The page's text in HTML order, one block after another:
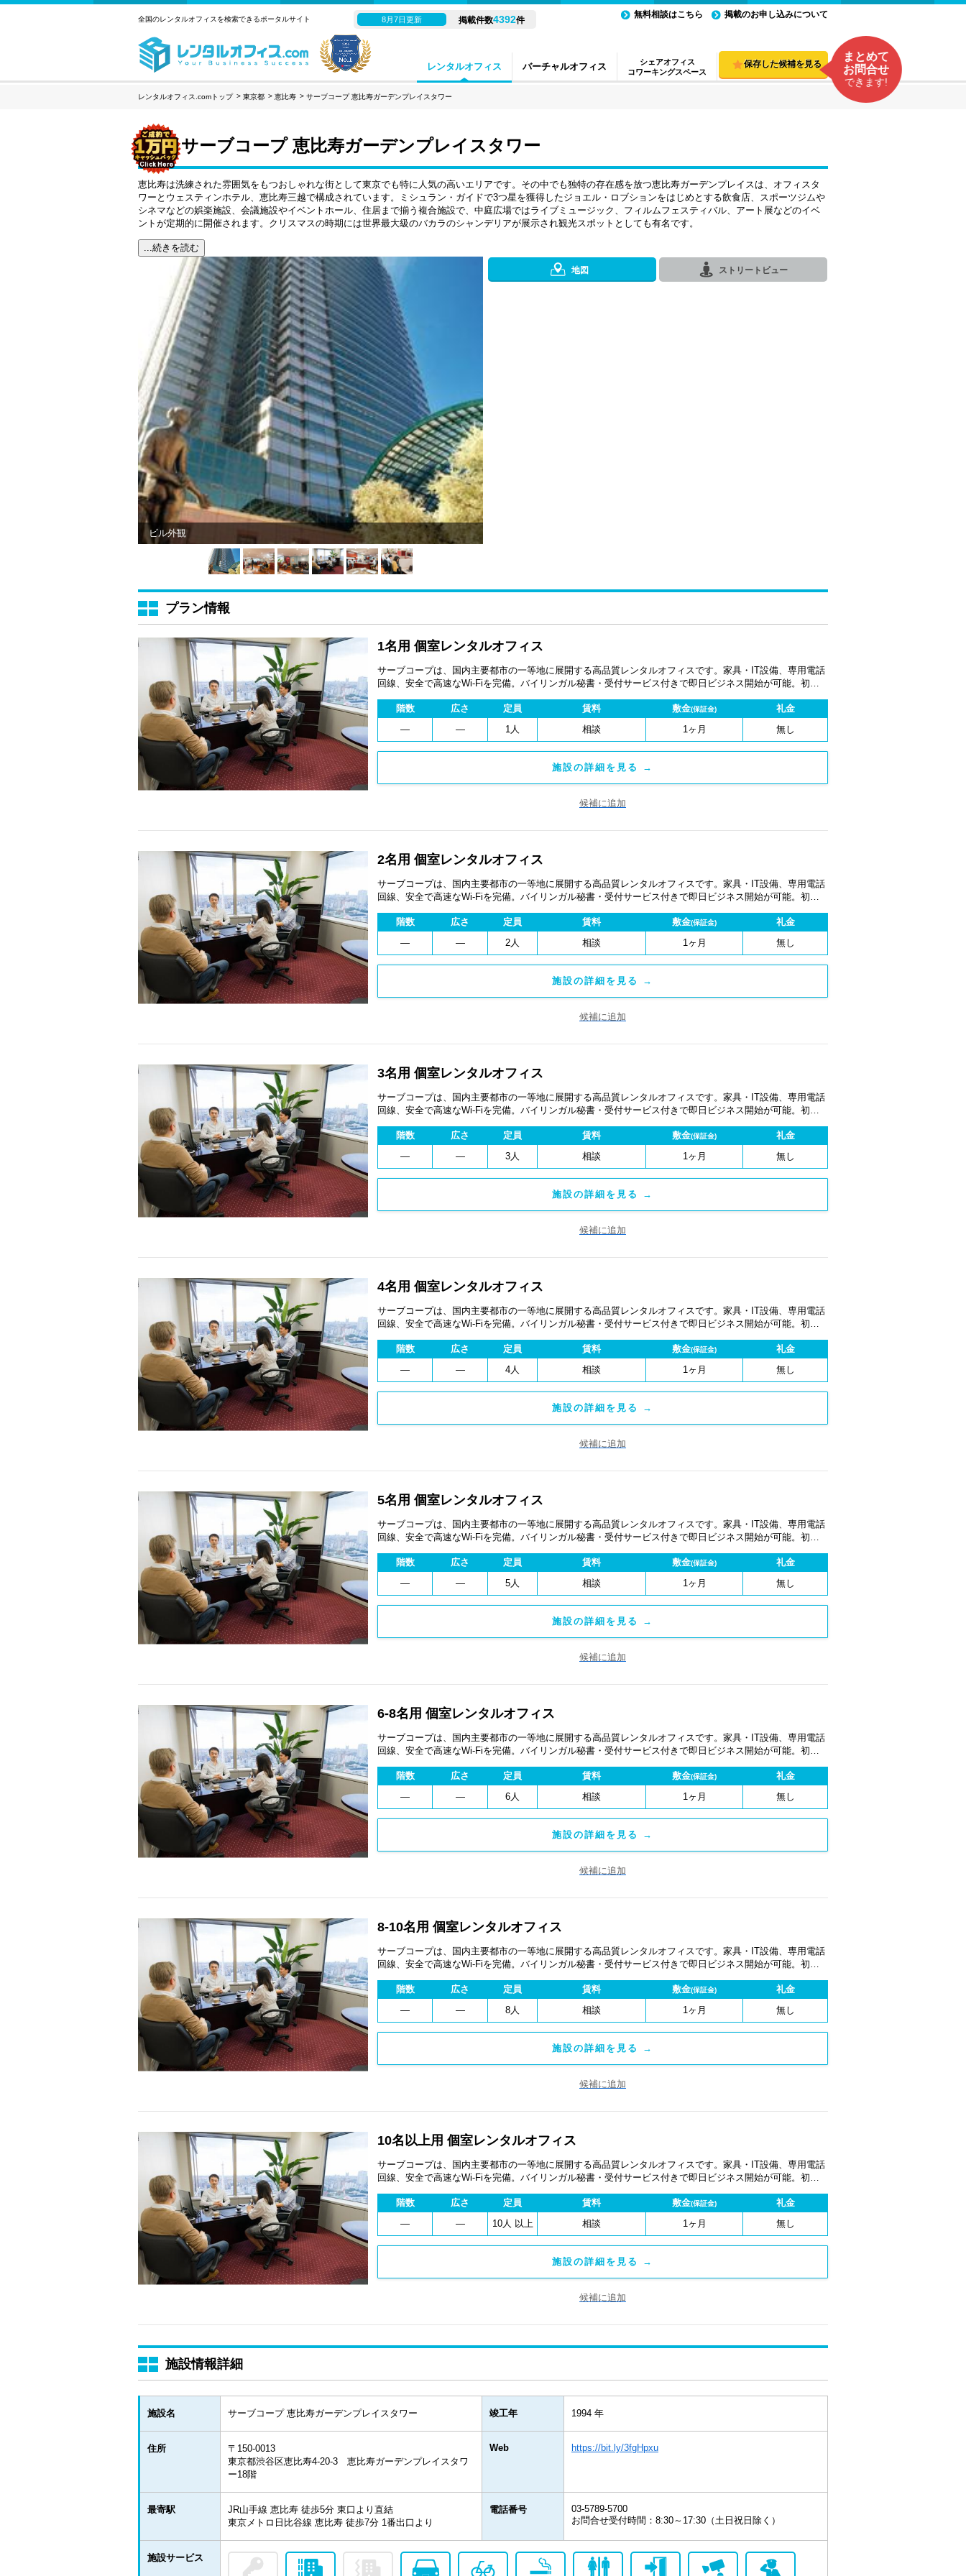
レンタルオフィス バーチャルオフィス
シェアオフィス
コワーキングスペース
全国のレンタルオフィスを検索できるポータルサイト 8月7日更新 掲載件数4392件
無料相談はこちら 掲載のお申し込みについて
保存した候補を見る
まとめて
お問合せ
できます!
レンタルオフィス.comトップ 東京都 恵比寿 サーブコープ 恵比寿ガーデンプレイスタワー
サーブコープ 恵比寿ガーデンプレイスタワー
恵比寿は洗練された雰囲気をもつおしゃれな街として東京でも特に人気の高いエリアです。その中でも独特の存在感を放つ恵比寿ガーデンプレイスは、オフィスタ
ワーとウェスティンホテル、恵比寿三越で構成されています。ミシュラン・ガイドで3つ星を獲得したジョエル・ロブションをはじめとする飲食店、スポーツジムや
シネマなどの娯楽施設、会議施設やイベントホール、住居まで揃う複合施設で、中庭広場ではライブミュージック、フィルムフェスティバル、アート展などのイベ
ントが定期的に開催されます。クリスマスの時期には世界最大級のバカラのシャンデリアが展示され観光スポットとしても有名です。
...続きを読む
ビル外観
地図 ストリートビュー
プラン情報
1名用 個室レンタルオフィス
サーブコープは、国内主要都市の一等地に展開する高品質レンタルオフィスです。家具・IT設備、専用電話
回線、安全で高速なWi-Fiを完備。バイリンガル秘書・受付サービス付きで即日ビジネス開始が可能。初期
ます。階数 広さ 定員 賃料 敷金(保証金)
礼金
―
― 1人 相談 1ヶ月 無し
施設の詳細を見る →
候補に追加
2名用 個室レンタルオフィス
サーブコープは、国内主要都市の一等地に展開する高品質レンタルオフィスです。家具・IT設備、専用電話
回線、安全で高速なWi-Fiを完備。バイリンガル秘書・受付サービス付きで即日ビジネス開始が可能。初期
ます。階数 広さ 定員 賃料 敷金(保証金)
礼金
―
― 2人 相談 1ヶ月 無し
施設の詳細を見る →
候補に追加
3名用 個室レンタルオフィス
サーブコープは、国内主要都市の一等地に展開する高品質レンタルオフィスです。家具・IT設備、専用電話
回線、安全で高速なWi-Fiを完備。バイリンガル秘書・受付サービス付きで即日ビジネス開始が可能。初期
ます。階数 広さ 定員 賃料 敷金(保証金)
礼金
―
― 3人 相談 1ヶ月 無し
施設の詳細を見る →
候補に追加
4名用 個室レンタルオフィス
サーブコープは、国内主要都市の一等地に展開する高品質レンタルオフィスです。家具・IT設備、専用電話
回線、安全で高速なWi-Fiを完備。バイリンガル秘書・受付サービス付きで即日ビジネス開始が可能。初期
ます。階数 広さ 定員 賃料 敷金(保証金)
礼金
―
― 4人 相談 1ヶ月 無し
施設の詳細を見る →
候補に追加
5名用 個室レンタルオフィス
サーブコープは、国内主要都市の一等地に展開する高品質レンタルオフィスです。家具・IT設備、専用電話
回線、安全で高速なWi-Fiを完備。バイリンガル秘書・受付サービス付きで即日ビジネス開始が可能。初期
ます。階数 広さ 定員 賃料 敷金(保証金)
礼金
―
― 5人 相談 1ヶ月 無し
施設の詳細を見る →
候補に追加
6-8名用 個室レンタルオフィス
サーブコープは、国内主要都市の一等地に展開する高品質レンタルオフィスです。家具・IT設備、専用電話
回線、安全で高速なWi-Fiを完備。バイリンガル秘書・受付サービス付きで即日ビジネス開始が可能。初期
ます。階数 広さ 定員 賃料 敷金(保証金)
礼金
―
― 6人 相談 1ヶ月 無し
施設の詳細を見る →
候補に追加
8-10名用 個室レンタルオフィス
サーブコープは、国内主要都市の一等地に展開する高品質レンタルオフィスです。家具・IT設備、専用電話
回線、安全で高速なWi-Fiを完備。バイリンガル秘書・受付サービス付きで即日ビジネス開始が可能。初期
ます。階数 広さ 定員 賃料 敷金(保証金)
礼金
―
― 8人 相談 1ヶ月 無し
施設の詳細を見る →
候補に追加
10名以上用 個室レンタルオフィス
サーブコープは、国内主要都市の一等地に展開する高品質レンタルオフィスです。家具・IT設備、専用電話
回線、安全で高速なWi-Fiを完備。バイリンガル秘書・受付サービス付きで即日ビジネス開始が可能。初期
ます。階数 広さ 定員 賃料 敷金(保証金)
礼金
―
― 10人 以上 相談 1ヶ月 無し
施設の詳細を見る →
候補に追加
施設情報詳細
施設名 サーブコープ 恵比寿ガーデンプレイスタワー 竣工年 1994 年
住所
〒150-0013
東京都渋谷区恵比寿4-20-3 恵比寿ガーデンプレイスタワ
ー18階
Web https://bit.ly/3fgHpxu
最寄駅
JR山手線 恵比寿 徒歩5分 東口より直結
東京メトロ日比谷線 恵比寿 徒歩7分 1番出口より
電話番号
03-5789-5700
お問合せ受付時間：8:30～17:30（土日祝日除く）
施設サービス